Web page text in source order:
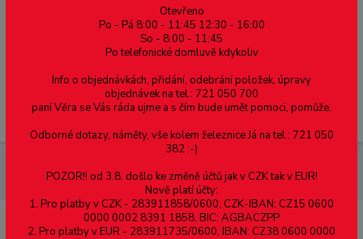
Menu
1mm, 1ks
Otevřeno
Po - Pá 8:00 - 11:45 12:30 - 16:00
So - 8:00 - 11:45
Po telefonické domluvě kdykoliv
Info o objednávkách, přidání, odebrání položek, úpravy
objednávek na tel.: 721 050 700
paní Věra se Vás ráda ujme a s čím bude umět pomoci, pomůže.
Odborné dotazy, náměty, vše kolem železnice Já na tel.: 721 050
382 :-)
POZOR!! od 3.8. došlo ke změně účtů jak v CZK tak v EUR!
Nově platí účty:
1. Pro platby v CZK - 283911858/0600, CZK-IBAN: CZ15 0600
0000 0002 8391 1858, BIC: AGBACZPP
2. Pro platby v EUR - 283911735/0600, IBAN: CZ38 0600 0000